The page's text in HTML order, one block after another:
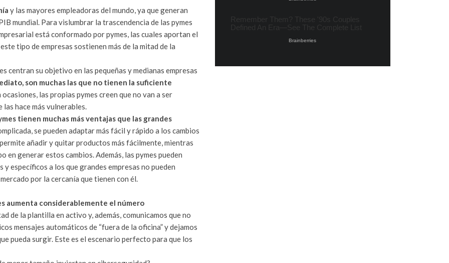
y las mayores empleadoras del mundo, ya que generan
mundial. Para vislumbrar la trascendencia de las pymes
está conformado por pymes, las cuales aportan el
tipo de empresas sostienen más de la mitad de la
centran su objetivo en las pequeñas y medianas empresas
son muchas las que no tienen la suficiente
ocasiones, las propias pymes creen que no van a ser
hace más vulnerables.
tienen muchas más ventajas que las grandes
se pueden adaptar más fácil y rápido a los cambios
añadir y quitar productos más fácilmente, mientras
en generar estos cambios. Además, las pymes pueden
específicos a los que grandes empresas no pueden
por la cercanía que tienen con él.
aumenta considerablemente el número
de la plantilla en activo y, además, comunicamos que no
mensajes automáticos de “fuera de la oficina” y dejamos
pueda surgir. Este es el escenario perfecto para que los